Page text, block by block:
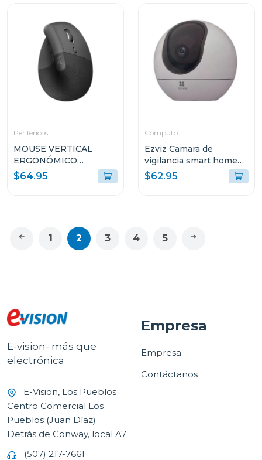
Periféricos
MOUSE VERTICAL
ERGONÓMICO
LOGITECH LIFT CON
EASY-SWITCH MR0094
$64.95
Cómputo
Ezviz Camara de
vigilancia smart home
camera 3k h6
$62.95
1 2 3 4 5
E-vision- más que
electrónica
E-Vision, Los Pueblos
Centro Comercial Los
Pueblos (Juan Díaz)
Detrás de Conway, local A7
(507) 217-7661
Empresa
Empresa
Contáctanos